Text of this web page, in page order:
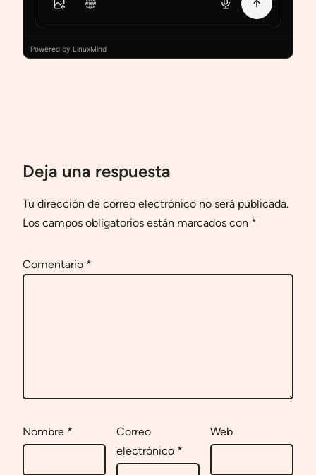
Powered by LinuxMind
Deja una respuesta
Tu dirección de correo electrónico no será publicada.
Los campos obligatorios están marcados con *
Comentario *
Nombre *
Correo
electrónico *
Web